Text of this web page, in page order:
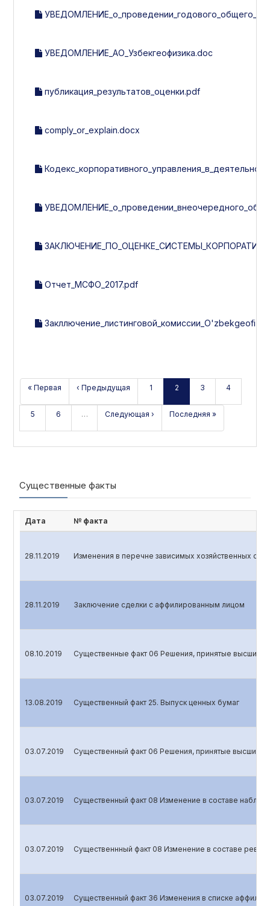
УВЕДОМЛЕНИЕ_АО_Узбекгеофизика.doc
публикация_результатов_оценки.pdf
comply_or_explain.docx
Отчет_МСФО_2017.pdf
« Первая ‹ Предыдущая 1 2 3 4
5 6 … Следующая › Последняя »
Существенные факты
Дата № факта
28.11.2019 Изменения в перечне зависимых хозяйственных
28.11.2019 Заключение сделки с аффилированным лицом
08.10.2019 Существенные факт 06 Решения, принятые высшим
13.08.2019 Cущественный факт 25. Выпуск ценных бумаг
03.07.2019 Существенный факт 06 Решения, принятые высшим
03.07.2019 Существенный факт 08 Изменение в составе
03.07.2019 Существеннный факт 08 Изменение в составе
03.07.2019 Cущественный факт 36 Изменения в списке